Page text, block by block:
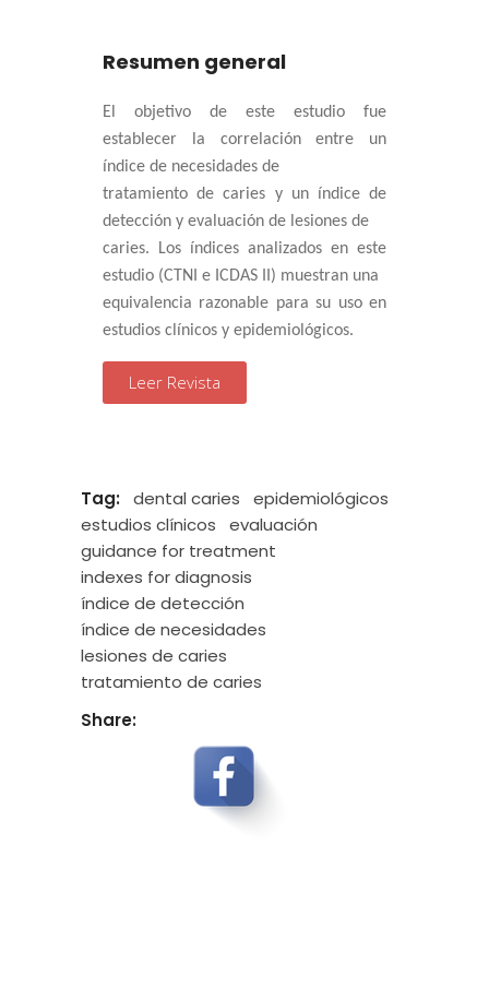
Resumen general
El objetivo de este estudio fue
establecer la correlación entre un
índice de necesidades de
tratamiento de caries y un índice de
detección y evaluación de lesiones de
caries. Los índices analizados en este
estudio (CTNI e ICDAS II) muestran una
equivalencia razonable para su uso en
estudios clínicos y epidemiológicos.
Leer Revista
Tag: dental caries
epidemiológicos
estudios clínicos
evaluación
guidance for treatment
indexes for diagnosis
índice de detección
índice de necesidades
lesiones de caries
tratamiento de caries
Share: